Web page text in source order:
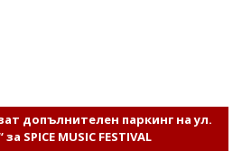
допълнителен паркинг на ул.
за SPICE MUSIC FESTIVAL